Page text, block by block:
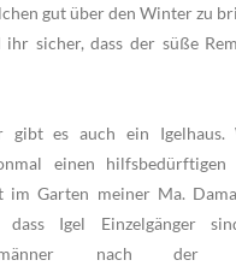
gut über den Winter zu
ihr sicher, dass der süße
gibt es auch ein Igelhaus.
einen hilfsbedürftigen
im Garten meiner Ma.
dass Igel Einzelgänger
nach der